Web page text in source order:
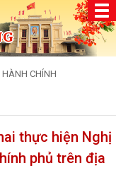
HÀNH CHÍNH
thực hiện Nghị
phủ trên địa